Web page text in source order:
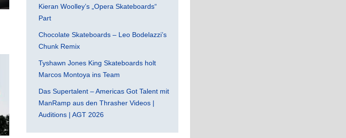
Kieran Woolley’s „Opera Skateboards“
Part
Chocolate Skateboards – Leo Bodelazzi’s
Chunk Remix
Tyshawn Jones King Skateboards holt
Marcos Montoya ins Team
Das Supertalent – Americas Got Talent mit
ManRamp aus den Thrasher Videos |
Auditions | AGT 2026